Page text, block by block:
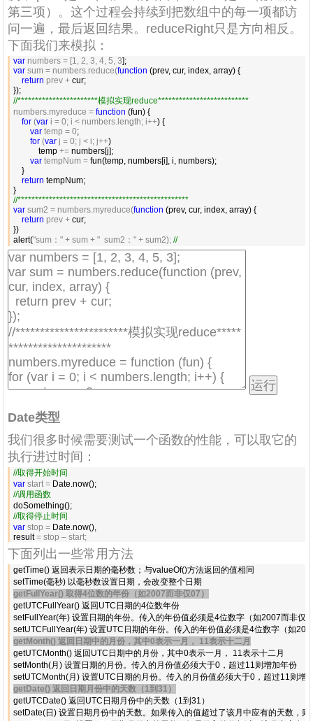
第三项）。这个过程会持续到把数组中的每一项都访
问一遍，最后返回结果。reduceRight只是方向相反。
下面我们来模拟：
var numbers = [1, 2, 3, 4, 5, 3
var sum = numbers.reduce(function (prev, cur, index, array) {
return prev + cur;
//***********************模拟实现reduce**************************
numbers.myreduce = function (fun) {
for (var i = 0; i < numbers.length; i++) {
var temp = 0;
for (var j = 0; j < i; j++)
            temp
+= numbers[j];
var tempNum = fun(temp, numbers[i], i, numbers);
    }
return tempNum;
//*************************************************
var sum2 = numbers.myreduce(function (prev, cur, index, array) {
return prev + cur;
})
alert("sum：" + sum + "  sum2：" + sum2); //
Date类型
我们很多时候需要测试一个函数的性能，可以取它的
执行进过时间：
//取得开始时间
var start =
//调用函数
//取得停止时间
var stop = Date.now(),
result = stop – start;
下面列出一些常用方法
getTime() 返回表示日期的毫秒数；与valueOf()方法返回的值相同
getFullYear() 取得4位数的年份（如2007而非仅07）
getUTCFullYear() 返回UTC日期的4位数年份
setFullYear(年) 设置日期的年份。传入的年份值必须是4位数字（如2007而非仅
getMonth() 返回日期中的月份，其中0表示一月， 11表示十二月
getUTCMonth() 返回UTC日期中的月份，其中0表示一月， 11表示十二月
setMonth(月) 设置日期的月份。传入的月份值必须大于0，超过11则增加年份
getDate() 返回日期月份中的天数（1到31）
getUTCDate() 返回UTC日期月份中的天数（1到31）
setDate(日) 设置日期月份中的天数。如果传入的值超过了该月中应有的天数，则